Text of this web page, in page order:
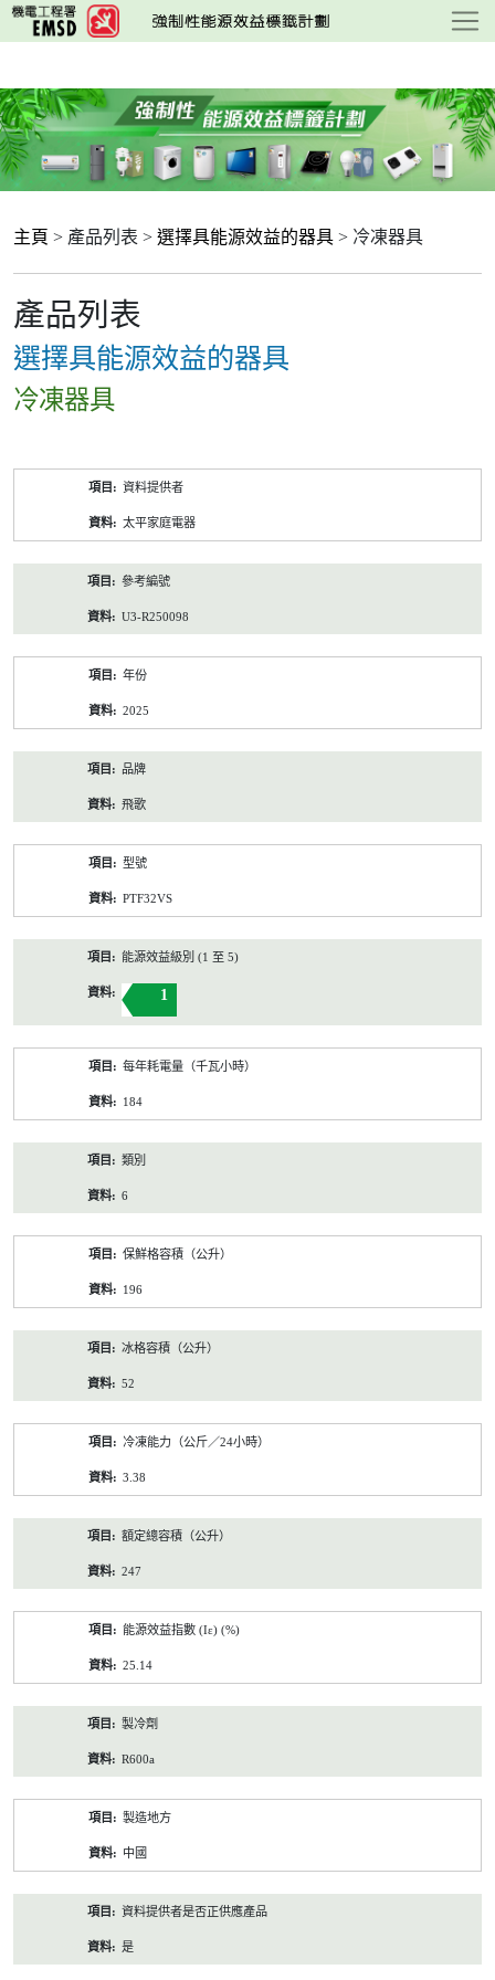
跳
至
要
內
容
主頁 > 產品列表 > 選擇具能源效益的器具 > 冷凍器具
產品列表
選擇具能源效益的器具
冷凍器具
資料提供者
太平家庭電器
參考編號
U3-R250098
年份
2025
品牌
飛歌
型號
PTF32VS
能源效益級別 (1 至 5)
1
每年耗電量（千瓦小時）
184
類別
6
保鮮格容積（公升）
196
冰格容積（公升）
52
冷凍能力（公斤／24小時）
3.38
額定總容積（公升）
247
能源效益指數 (Iε) (%)
25.14
製冷劑
R600a
製造地方
中國
資料提供者是否正供應產品
是